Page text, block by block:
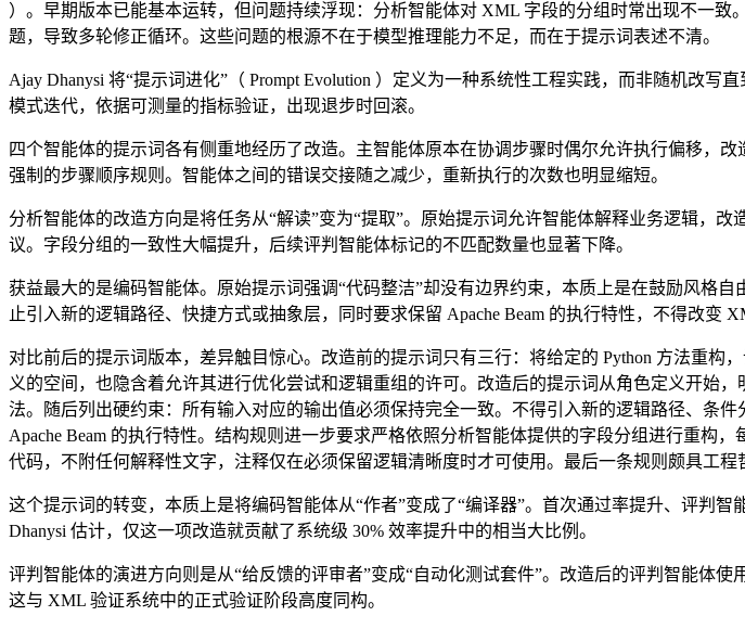
）。早期版本已能基本运转，但问题持续浮现：分析智能体对 XML 字段的分组时常出现不一
题，导致多轮修正循环。这些问题的根源不在于模型推理能力不足，而在于提示词表述不清。
Ajay Dhanysi 将“提示词进化”（ Prompt Evolution ）定义为一种系统性工程实践，而非随机改
模式迭代，依据可测量的指标验证，出现退步时回滚。
四个智能体的提示词各有侧重地经历了改造。主智能体原本在协调步骤时偶尔允许执行偏移，
强制的步骤顺序规则。智能体之间的错误交接随之减少，重新执行的次数也明显缩短。
分析智能体的改造方向是将任务从“解读”变为“提取”。原始提示词允许智能体解释业务逻辑，
议。字段分组的一致性大幅提升，后续评判智能体标记的不匹配数量也显著下降。
获益最大的是编码智能体。原始提示词强调“代码整洁”却没有边界约束，本质上是在鼓励风格
止引入新的逻辑路径、快捷方式或抽象层，同时要求保留 Apache Beam 的执行特性，不得改变
对比前后的提示词版本，差异触目惊心。改造前的提示词只有三行：将给定的 Python 方法重
义的空间，也隐含着允许其进行优化尝试和逻辑重组的许可。改造后的提示词从角色定义开始
法。随后列出硬约束：所有输入对应的输出值必须保持完全一致。不得引入新的逻辑路径、条
Apache Beam 的执行特性。结构规则进一步要求严格依照分析智能体提供的字段分组进行重构
代码，不附任何解释性文字，注释仅在必须保留逻辑清晰度时才可使用。最后一条规则颇具工
这个提示词的转变，本质上是将编码智能体从“作者”变成了“编译器”。首次通过率提升、评判
Dhanysi 估计，仅这一项改造就贡献了系统级 30% 效率提升中的相当大比例。
评判智能体的演进方向则是从“给反馈的评审者”变成“自动化测试套件”。改造后的评判智能体
这与 XML 验证系统中的正式验证阶段高度同构。